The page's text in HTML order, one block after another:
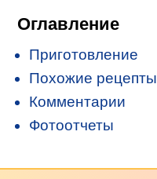
Оглавление
Приготовление
Похожие рецепты
Комментарии
Фотоотчеты